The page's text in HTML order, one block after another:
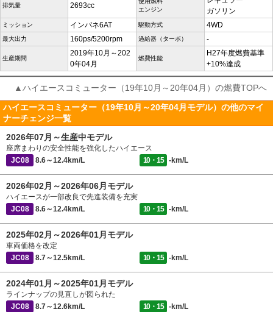
排気量 2693cc
エンジン
ガソリン
ミッション インパネ6AT 駆動方式 4WD
最大出力 160ps/5200rpm 過給器（ターボ） -
生産期間
2019年10月～202
0年04月
燃費性能
H27年度燃費基準
+10%達成
▲ハイエースコミューター（19年10月～20年04月）の燃費TOPへ
ハイエースコミューター（19年10月～20年04月モデル）の他のマイ
ナーチェンジ一覧
2026年07月～生産中モデル
座席まわりの安全性能を強化したハイエース
JC08
8.6～12.4km/L 10・15 -km/L
2026年02月～2026年06月モデル
ハイエースが一部改良で先進装備を充実
JC08
8.6～12.4km/L 10・15 -km/L
2025年02月～2026年01月モデル
車両価格を改定
JC08
8.7～12.5km/L 10・15 -km/L
2024年01月～2025年01月モデル
ラインナップの見直しが図られた
JC08
8.7～12.6km/L 10・15 -km/L